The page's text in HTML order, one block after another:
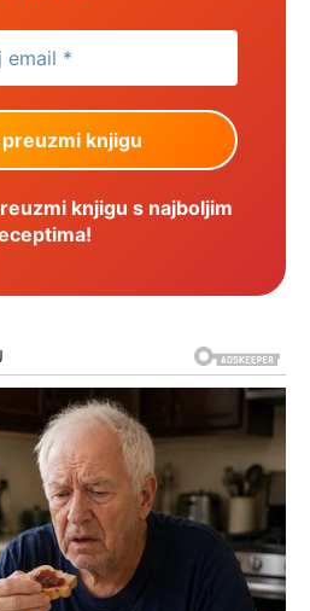
knjigu s najboljim